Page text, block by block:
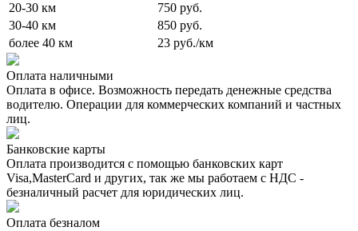
20-30 км
750 руб.
30-40 км
850 руб.
более 40 км
23 руб./км
Оплата наличными
Оплата в офисе. Возможность передать денежные средства
водителю. Операции для коммерческих компаний и частных
лиц.
Банковские карты
Оплата производится с помощью банковских карт
Visa,MasterCard и других, так же мы работаем с НДС -
безналичный расчет для юридических лиц.
Оплата безналом